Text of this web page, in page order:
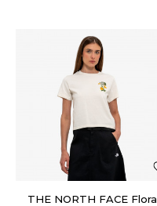
THE NORTH FACE Flora